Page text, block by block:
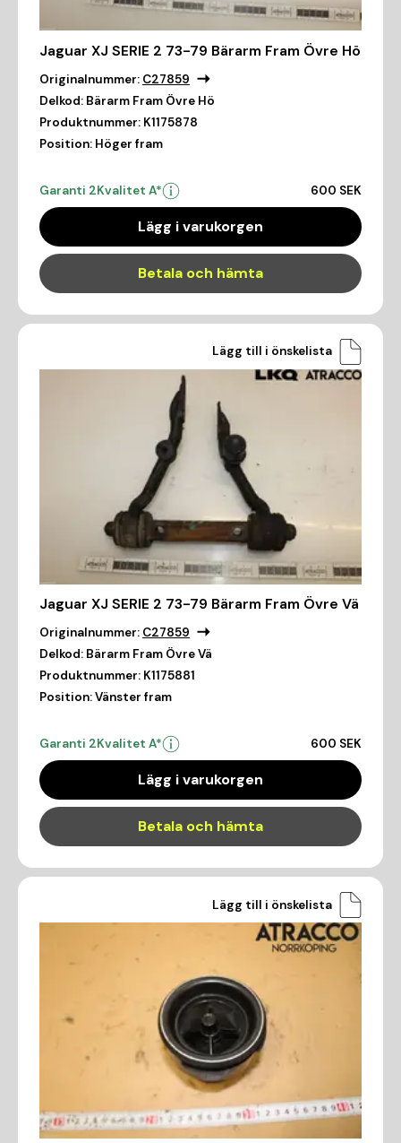
Jaguar XJ SERIE 2 73-79 Bärarm Fram Övre Hö
Originalnummer: C27859
Delkod: Bärarm Fram Övre Hö
Produktnummer: K1175878
Position: Höger fram
Garanti 2Kvalitet A* 600 SEK
Lägg i varukorgen
Betala och hämta
Lägg till i önskelista
Jaguar XJ SERIE 2 73-79 Bärarm Fram Övre Vä
Originalnummer: C27859
Delkod: Bärarm Fram Övre Vä
Produktnummer: K1175881
Position:Vänster fram
Garanti 2Kvalitet A* 600 SEK
Lägg i varukorgen
Betala och hämta
Lägg till i önskelista